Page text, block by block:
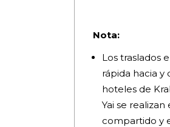
Nota:
Los traslados
rápida hacia y
hoteles de
Yai se realizan
compartido y